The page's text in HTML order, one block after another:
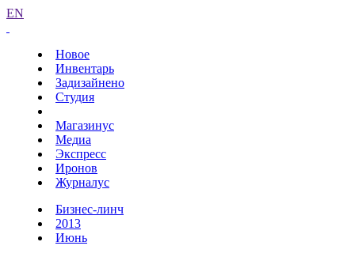
EN
Новое
Инвентарь
Задизайнено
Студия
Магазинус
Медиа
Экспресс
Иронов
Журналус
Бизнес-линч
2013
Июнь